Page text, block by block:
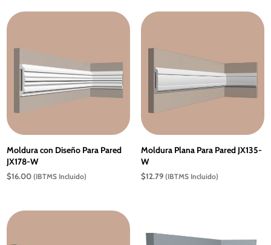
Moldura con Diseño Para Pared
JX178-W
$16.00 (IBTMS Incluido)
Moldura Plana Para Pared JX135-
W
$12.79 (IBTMS Incluido)